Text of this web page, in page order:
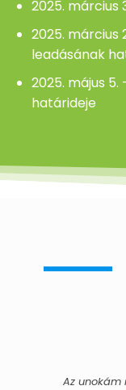
2025. március
2025. március
leadásának
2025. május
határideje
Az unokám